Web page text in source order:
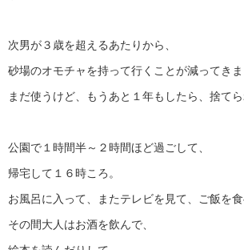
次男が３歳を超えるあたりから、
砂場のオモチャを持って行くことが減ってきま
まだ使うけど、もうあと１年もしたら、捨てら
公園で１時間半～２時間ほど過ごして、
帰宅して１６時ころ。
お風呂に入って、またテレビを見て、ご飯を食
その間大人はお酒を飲んで、